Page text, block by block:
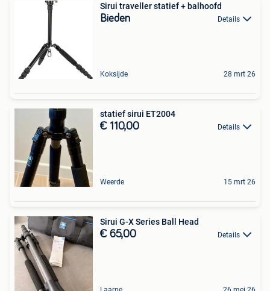
Sirui traveller statief + balhoofd
Bieden Details
Koksijde 28 mrt 26
statief sirui ET2004
€ 110,00 Details
Weerde 15 mrt 26
Sirui G-X Series Ball Head
€ 65,00 Details